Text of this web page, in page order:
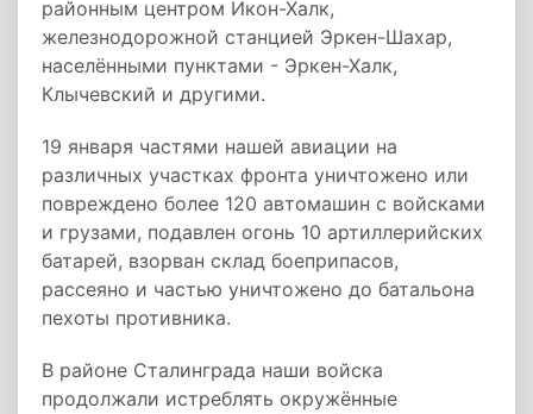
районным центром Икон-Халк,
железнодорожной станцией Эркен-Шахар,
населёнными пунктами - Эркен-Халк,
Клычевский и другими.
19 января частями нашей авиации на
различных участках фронта уничтожено или
повреждено более 120 автомашин с войсками
и грузами, подавлен огонь 10 артиллерийских
батарей, взорван склад боеприпасов,
рассеяно и частью уничтожено до батальона
пехоты противника.
В районе Сталинграда наши войска
продолжали истреблять окружённые